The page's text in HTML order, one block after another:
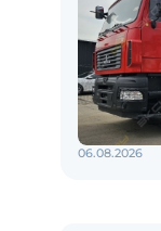
06.08.2026